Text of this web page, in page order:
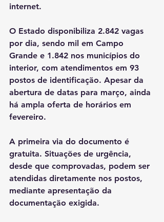
internet.
O Estado disponibiliza 2.842 vagas
por dia, sendo mil em Campo
Grande e 1.842 nos municípios do
interior, com atendimentos em 93
postos de identificação. Apesar da
abertura de datas para março, ainda
há ampla oferta de horários em
fevereiro.
A primeira via do documento é
gratuita. Situações de urgência,
desde que comprovadas, podem ser
atendidas diretamente nos postos,
mediante apresentação da
documentação exigida.